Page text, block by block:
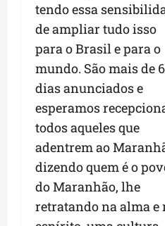
tendo essa
de ampliar tudo isso
para o Brasil e para o
mundo. São mais de
dias anunciados e
esperamos
todos aqueles que
adentrem ao
dizendo quem é o
do Maranhão, lhe
retratando na alma e